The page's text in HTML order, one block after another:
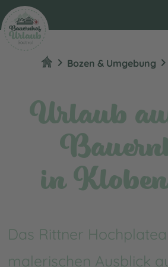
chevron_right Bozen & Umgebung chevron_right
Urlaub
in
Das Rittner
malerischen Ausblick